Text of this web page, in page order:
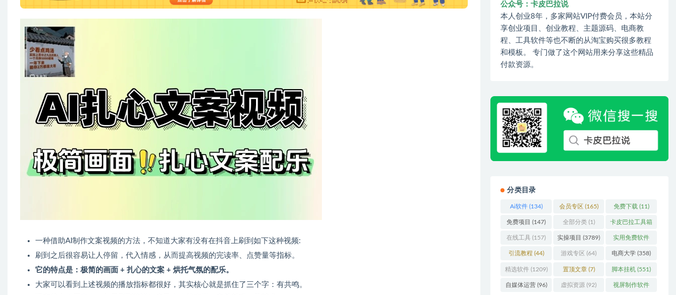
一种借助AI制作文案视频的方法，不知道大家有没有在抖音上刷到如下这种视频:
刷到之后很容易让人停留，代入情感，从而提高视频的完读率、点赞量等指标。​
它的特点是：极简的画面 + 扎心的文案 + 烘托气氛的配乐。
​大家可以看到上述视频的播放指标都很好，其实核心就是抓住了三个字：有共鸣。​
公众号：卡皮巴拉说
本人创业8年，多家网站VIP付费会员，本站分
享创业项目、创业教程、主题源码、电商教
程、工具软件等也不断的从淘宝购买很多教程
和模板。 专门做了这个网站用来分享这些精品
付款资源。
分类目录
Ai软件(134) 会员专区 (165) 免费下载 (11)
免费项目 (147) 全部分类(1) 卡皮巴拉工具箱
(3)
在线工具 (157) 实操项目 (3789) 实用免费软件
(415)
引流教程 (44) 游戏专区 (64) 电商大学 (358)
精选软件(1209) 置顶文章(7) 脚本挂机 (551)
自媒体运营(96) 虚拟资源 (92) 视屏制作软件